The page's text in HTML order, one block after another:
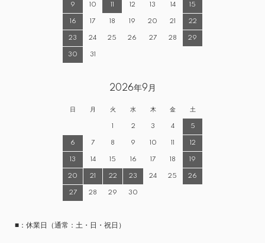
9 10 11 12 13 14 15
16 17 18 19 20 21 22
23 24 25 26 27 28 29
30 31
2026年9月
日 月 火 水 木 金 土
1 2 3 4 5
6 7 8 9 10 11 12
13 14 15 16 17 18 19
20 21 22 23 24 25 26
27 28 29 30
■：休業日（通常：土・日・祝日）